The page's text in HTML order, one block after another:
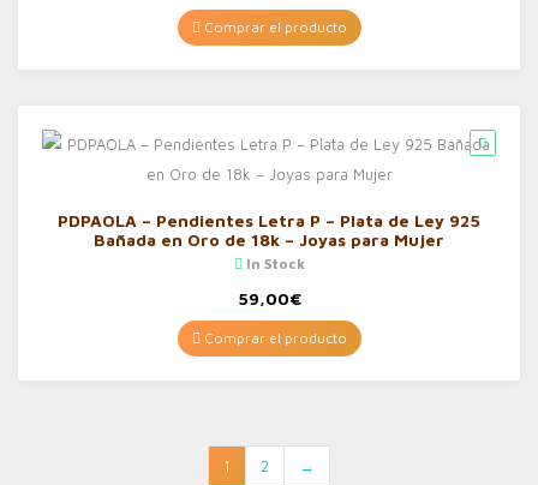
Comprar el producto
PDPAOLA – Pendientes Letra P – Plata de Ley 925
Bañada en Oro de 18k – Joyas para Mujer
In Stock
59,00€
Comprar el producto
1 2 →